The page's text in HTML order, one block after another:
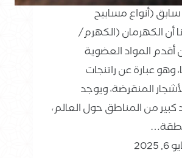
(أنواع مسابيح
أن الكهرمان (الكهرم/
أقدم المواد العضوية
وهو عبارة عن راتنجات
المنقرضة، ويوجد
من المناطق حول العالم،
2025